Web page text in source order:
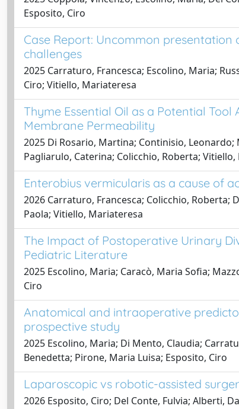
Esposito, Ciro
Case Report: Uncommon
challenges
2025 Carraturo, Francesca; Escolino, Maria;
Ciro; Vitiello, Mariateresa
Thyme Essential Oil as a Potential
Membrane Permeability
2025 Di Rosario, Martina; Continisio, Leonardo;
Pagliarulo, Caterina; Colicchio, Roberta;
Enterobius vermicularis as a cause of
2026 Carraturo, Francesca; Colicchio, Roberta;
Paola; Vitiello, Mariateresa
The Impact of Postoperative Urinary
Pediatric Literature
2025 Escolino, Maria; Caracò, Maria Sofia;
Ciro
Anatomical and intraoperative
prospective study
2025 Escolino, Maria; Di Mento, Claudia;
Benedetta; Pirone, Maria Luisa; Esposito, Ciro
Laparoscopic vs robotic-assisted
2026 Esposito, Ciro; Del Conte, Fulvia; Alberti,